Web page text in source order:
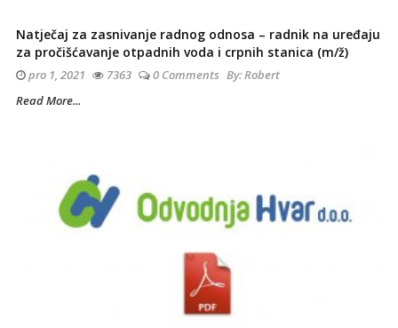
Natječaj za zasnivanje radnog odnosa – radnik na uređaju
za pročišćavanje otpadnih voda i crpnih stanica (m/ž)
pro 1, 2021 7363 0 Comments By:Robert
Read More...